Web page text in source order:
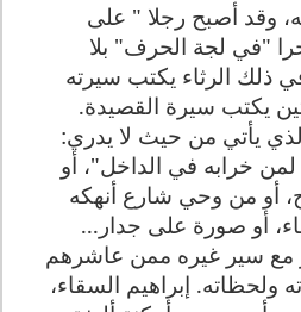
وقد أصبح رجلا " على
"في لجة الحرف" بلا
ذلك الرثاء يكتب سيرته
يكتب سيرة القصيدة.
يأتي من حيث لا يدري:
خرابه في الداخل"، أو
أو من وحي شارع أنهكه
أو صورة على جدار...
مع سير غيره ممن عاشرهم
ولحظاته. إبراهيم السقاء،